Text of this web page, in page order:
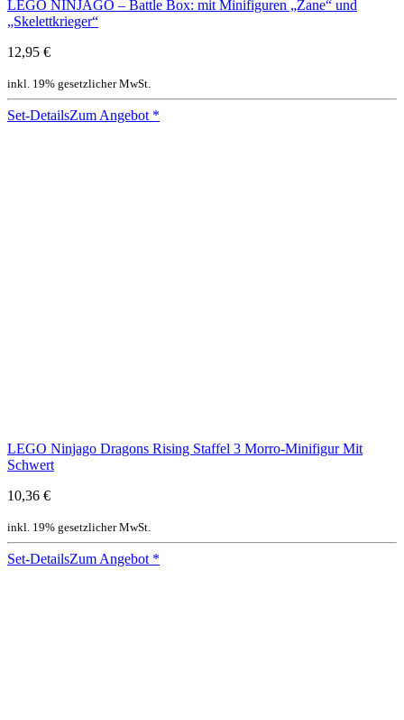
LEGO NINJAGO – Battle Box: mit Minifiguren „Zane“ und
„Skelettkrieger“
12,95 €
inkl. 19% gesetzlicher MwSt.
Set-DetailsZum Angebot *
LEGO Ninjago Dragons Rising Staffel 3 Morro-Minifigur Mit
Schwert
10,36 €
inkl. 19% gesetzlicher MwSt.
Set-DetailsZum Angebot *